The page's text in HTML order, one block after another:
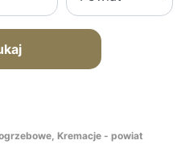
Kremacje - powiat